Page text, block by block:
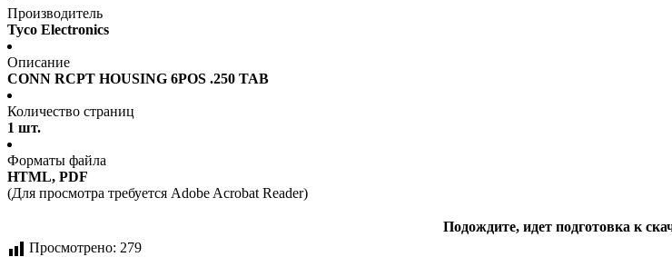
Производитель
Tyco Electronics
Описание
CONN RCPT HOUSING 6POS .250 TAB
Количество страниц
1 шт.
Форматы файла
HTML, PDF
(Для просмотра требуется Adobe Acrobat Reader)
Подождите, идет подготовка к
Просмотрено: 279